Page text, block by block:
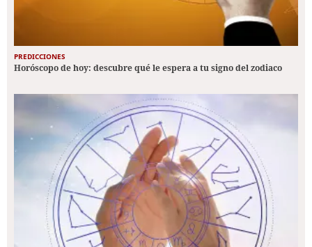
PREDICCIONES
Horóscopo de hoy: descubre qué le espera a tu signo del zodiaco